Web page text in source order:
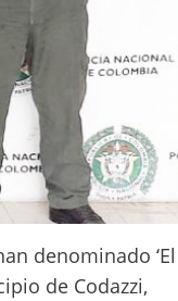
denominado ‘El
de Codazzi,